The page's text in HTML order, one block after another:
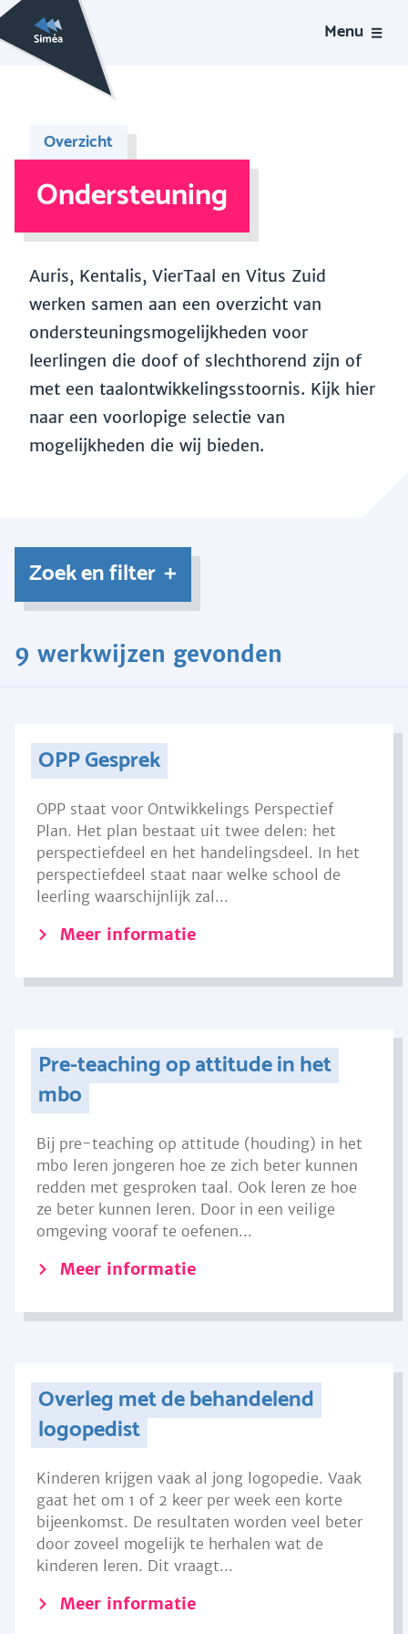
Menu
Overzicht
Ondersteuning
Auris, Kentalis, VierTaal en Vitus Zuid
werken samen aan een overzicht van
ondersteuningsmogelijkheden voor
leerlingen die doof of slechthorend zijn of
met een taalontwikkelingsstoornis. Kijk hier
naar een voorlopige selectie van
mogelijkheden die wij bieden.
Zoek en filter
9 werkwijzen gevonden
OPP Gesprek
OPP staat voor Ontwikkelings Perspectief
Plan. Het plan bestaat uit twee delen: het
perspectiefdeel en het handelingsdeel. In het
perspectiefdeel staat naar welke school de
leerling waarschijnlijk zal...
Meer informatie
Pre-teaching op attitude in het
mbo
Bij pre-teaching op attitude (houding) in het
mbo leren jongeren hoe ze zich beter kunnen
redden met gesproken taal. Ook leren ze hoe
ze beter kunnen leren. Door in een veilige
omgeving vooraf te oefenen...
Meer informatie
Overleg met de behandelend
logopedist
Kinderen krijgen vaak al jong logopedie. Vaak
gaat het om 1 of 2 keer per week een korte
bijeenkomst. De resultaten worden veel beter
door zoveel mogelijk te herhalen wat de
kinderen leren. Dit vraagt...
Meer informatie